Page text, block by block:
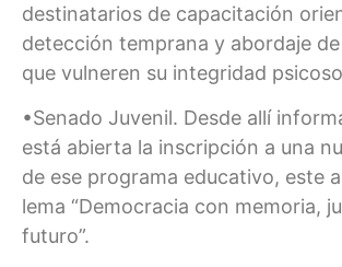
destinatarios de capacitación
detección temprana y abordaje
que vulneren su integridad
•Senado Juvenil. Desde allí
está abierta la inscripción a una
de ese programa educativo, este
lema “Democracia con memoria,
futuro”.